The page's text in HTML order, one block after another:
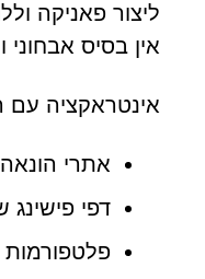
ליצור פאניקה
אין בסיס אבחוני
אינטראקציה
אתרי
דפי פישינג
פלטפורמות